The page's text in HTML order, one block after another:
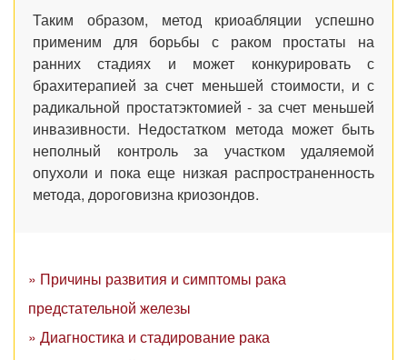
Таким образом, метод криоабляции успешно
применим для борьбы с раком простаты на
ранних стадиях и может конкурировать с
брахитерапией за счет меньшей стоимости, и с
радикальной простатэктомией - за счет меньшей
инвазивности. Недостатком метода может быть
неполный контроль за участком удаляемой
опухоли и пока еще низкая распространенность
метода, дороговизна криозондов.
» Причины развития и симптомы рака
предстательной железы
» Диагностика и стадирование рака